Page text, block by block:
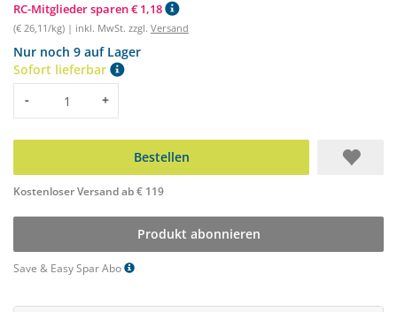
RC-Mitglieder sparen € 1,18
(€ 26,11/kg) | inkl. MwSt. zzgl. Versand
Nur noch 9 auf Lager
Sofort lieferbar
Menge
- +
Bestellen
Kostenloser Versand ab € 119
Produkt abonnieren
Save & Easy Spar Abo